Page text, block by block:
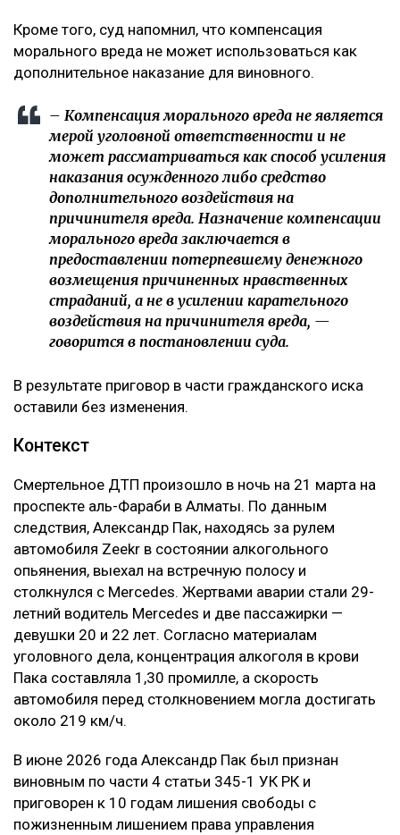
Кроме того, суд напомнил, что компенсация
морального вреда не может использоваться как
дополнительное наказание для виновного.
– Компенсация морального вреда не является
мерой уголовной ответственности и не
может рассматриваться как способ усиления
наказания осужденного либо средство
дополнительного воздействия на
причинителя вреда. Назначение компенсации
морального вреда заключается в
предоставлении потерпевшему денежного
возмещения причиненных нравственных
страданий, а не в усилении карательного
воздействия на причинителя вреда, —
говорится в постановлении суда.
В результате приговор в части гражданского иска
оставили без изменения.
Контекст
Смертельное ДТП произошло в ночь на 21 марта на
проспекте аль-Фараби в Алматы. По данным
следствия, Александр Пак, находясь за рулем
автомобиля Zeekr в состоянии алкогольного
опьянения, выехал на встречную полосу и
столкнулся с Mercedes. Жертвами аварии стали 29-
летний водитель Mercedes и две пассажирки —
девушки 20 и 22 лет. Согласно материалам
уголовного дела, концентрация алкоголя в крови
Пака составляла 1,30 промилле, а скорость
автомобиля перед столкновением могла достигать
около 219 км/ч.
В июне 2026 года Александр Пак был признан
виновным по части 4 статьи 345-1 УК РК и
приговорен к 10 годам лишения свободы с
пожизненным лишением права управления